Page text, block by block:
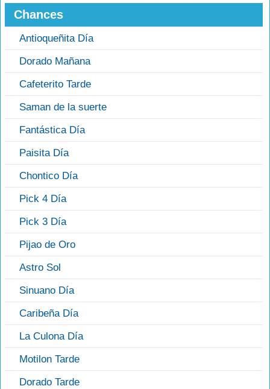
Chances
Antioqueñita Día
Dorado Mañana
Cafeterito Tarde
Saman de la suerte
Fantástica Día
Paisita Día
Chontico Día
Pick 4 Día
Pick 3 Día
Pijao de Oro
Astro Sol
Sinuano Día
Caribeña Día
La Culona Día
Motilon Tarde
Dorado Tarde